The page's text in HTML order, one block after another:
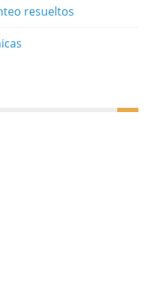
resueltos